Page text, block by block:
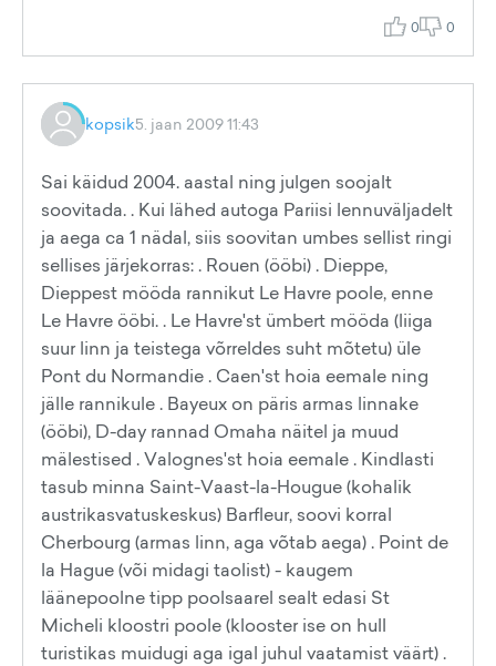
0 0
kopsik5. jaan 2009 11:43
Sai käidud 2004. aastal ning julgen soojalt
soovitada. . Kui lähed autoga Pariisi lennuväljadelt
ja aega ca 1 nädal, siis soovitan umbes sellist ringi
sellises järjekorras: . Rouen (ööbi) . Dieppe,
Dieppest mööda rannikut Le Havre poole, enne
Le Havre ööbi. . Le Havre'st ümbert mööda (liiga
suur linn ja teistega võrreldes suht mõtetu) üle
Pont du Normandie . Caen'st hoia eemale ning
jälle rannikule . Bayeux on päris armas linnake
(ööbi), D-day rannad Omaha näitel ja muud
mälestised . Valognes'st hoia eemale . Kindlasti
tasub minna Saint-Vaast-la-Hougue (kohalik
austrikasvatuskeskus) Barfleur, soovi korral
Cherbourg (armas linn, aga võtab aega) . Point de
la Hague (või midagi taolist) - kaugem
läänepoolne tipp poolsaarel sealt edasi St
Micheli kloostri poole (klooster ise on hull
turistikas muidugi aga igal juhul vaatamist väärt) .